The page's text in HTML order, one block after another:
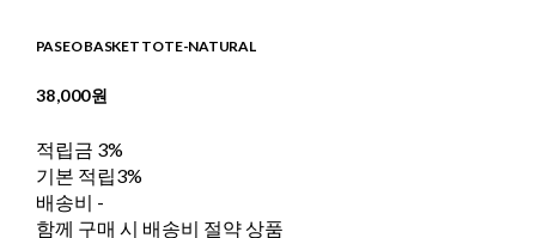
PASEO BASKET TOTE-NATURAL
38,000원
적립금 3%
기본 적립3%
배송비 -
함께 구매 시 배송비 절약 상품